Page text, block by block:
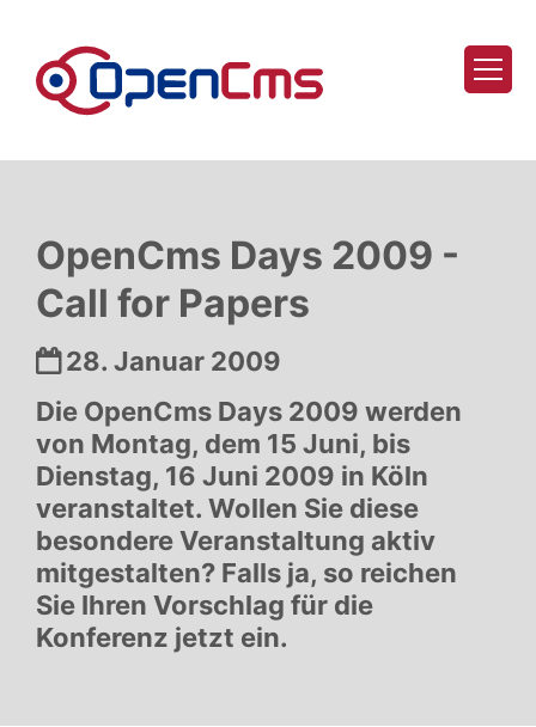
OpenCms Days 2009 -
Call for Papers
Datum:
28. Januar 2009
Die OpenCms Days 2009 werden
von Montag, dem 15 Juni, bis
Dienstag, 16 Juni 2009 in Köln
veranstaltet. Wollen Sie diese
besondere Veranstaltung aktiv
mitgestalten? Falls ja, so reichen
Sie Ihren Vorschlag für die
Konferenz jetzt ein.